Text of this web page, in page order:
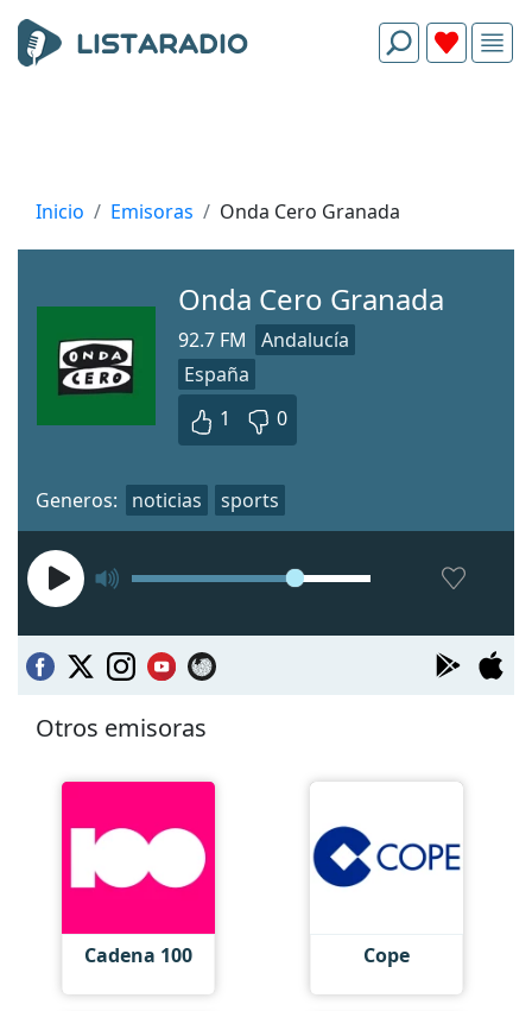
Inicio Emisoras Onda Cero Granada
Onda Cero Granada
92.7 FM
Andalucía
España
1
0
Generos: noticias sports
Otros emisoras
Cadena 100 Cope